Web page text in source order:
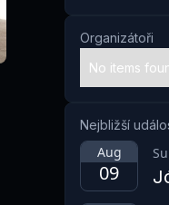
Organizátoři
No items
Nejbližší
Aug
09